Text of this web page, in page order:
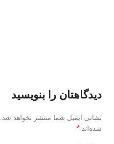
دیدگاهتان را بنویسید
نشانی ایمیل شما منتشر نخواهد شد.
شده‌اند *